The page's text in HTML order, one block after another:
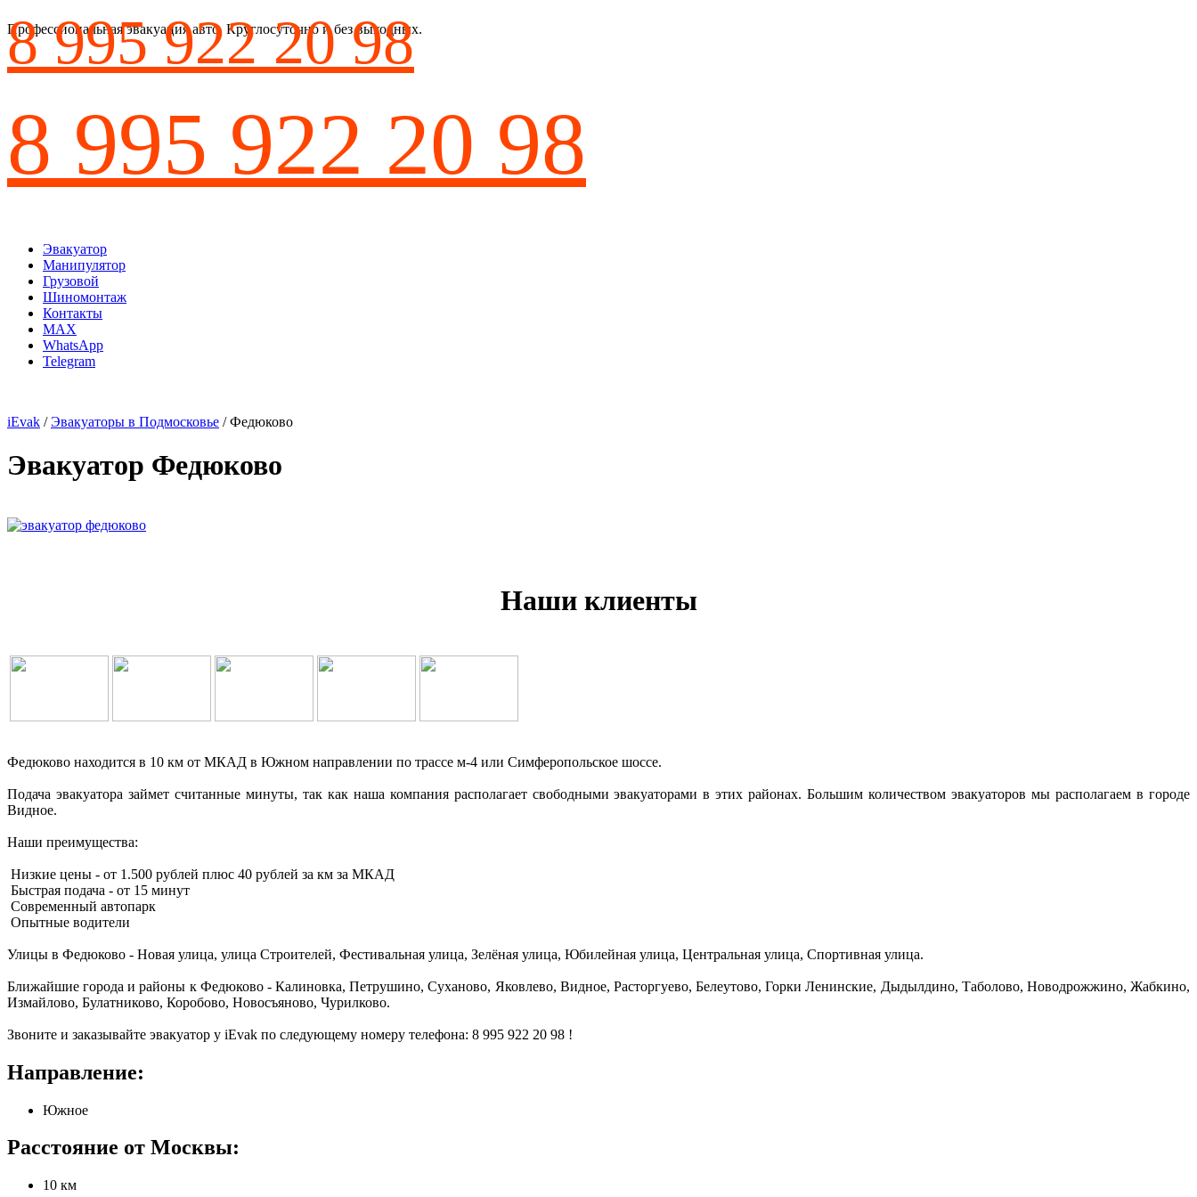
Профессиональная эвакуация авто. Круглосуточно и без выходных.
8 995 922 20 98
8 995 922 20 98
Эвакуатор
Манипулятор
Грузовой
Шиномонтаж
Контакты
MAX
WhatsApp
Telegram
iEvak /Эвакуаторы в Подмосковье / Федюково
Эвакуатор Федюково
Наши клиенты
Федюково находится в 10 км от МКАД в Южном направлении по трассе м-4 или Симферопольское шоссе.
Подача эвакуатора займет считанные минуты, так как наша компания располагает свободными эвакуаторами в этих районах. Большим количеством эвакуаторов мы располагаем в городе
Видное.
Наши преимущества:
Низкие цены - от 1.500 рублей плюс 40 рублей за км за МКАД
Быстрая подача - от 15 минут
Современный автопарк
Опытные водители
Улицы в Федюково - Новая улица, улица Строителей, Фестивальная улица, Зелёная улица, Юбилейная улица, Центральная улица, Спортивная улица.
Ближайшие города и районы к Федюково - Калиновка, Петрушино, Суханово, Яковлево, Видное, Расторгуево, Белеутово, Горки Ленинские, Дыдылдино, Таболово, Новодрожжино, Жабкино,
Измайлово, Булатниково, Коробово, Новосъяново, Чурилково.
Звоните и заказывайте эвакуатор у iEvak по следующему номеру телефона: 8 995 922 20 98 !
Направление:
Южное
Расстояние от Москвы:
10 км